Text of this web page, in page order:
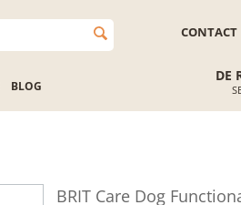
CONTACT
BLOG
DE
BRIT Care Dog